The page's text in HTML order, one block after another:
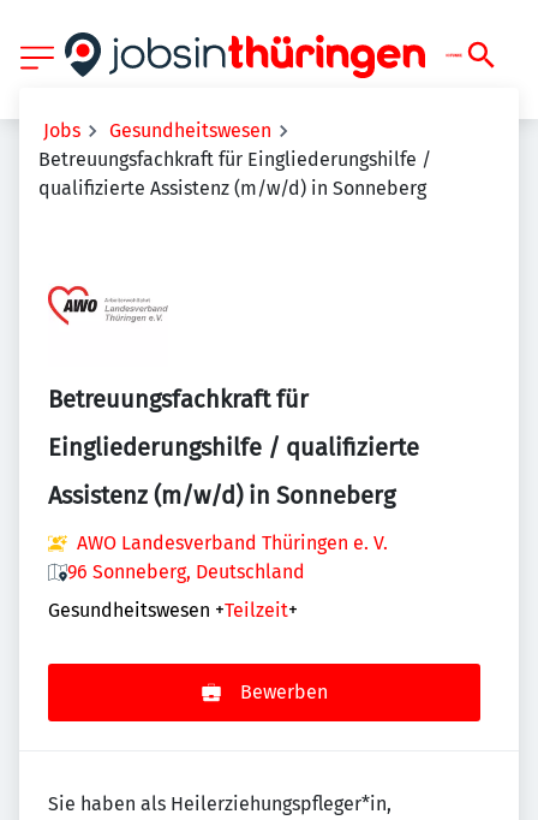
Jobs
Gesundheitswesen
Betreuungsfachkraft für Eingliederungshilfe /
qualifizierte Assistenz (m/w/d) in Sonneberg
Betreuungsfachkraft für
Eingliederungshilfe / qualifizierte
Assistenz (m/w/d) in Sonneberg
AWO Landesverband Thüringen e. V.
96 Sonneberg, Deutschland
Gesundheitswesen +Teilzeit+
Bewerben
Sie haben als Heilerziehungspfleger*in,